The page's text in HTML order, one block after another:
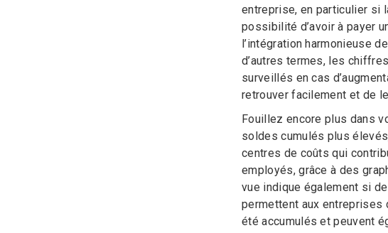
entreprise, en particulier si
possibilité d’avoir à payer
l’intégration harmonieuse
d’autres termes, les
surveillés en cas
retrouver facilement et de
Fouillez encore plus dans
soldes cumulés plus
centres de coûts qui
employés, grâce à des
vue indique également si
permettent aux entreprises
été accumulés et peuvent